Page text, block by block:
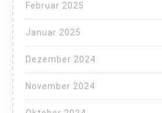
Februar 2025
Januar 2025
Dezember 2024
November 2024